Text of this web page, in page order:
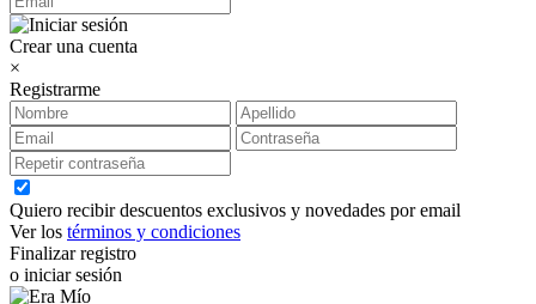
Crear una cuenta
×
Registrarme
Quiero recibir descuentos exclusivos y novedades por email
Ver los términos y condiciones
Finalizar registro
o iniciar sesión